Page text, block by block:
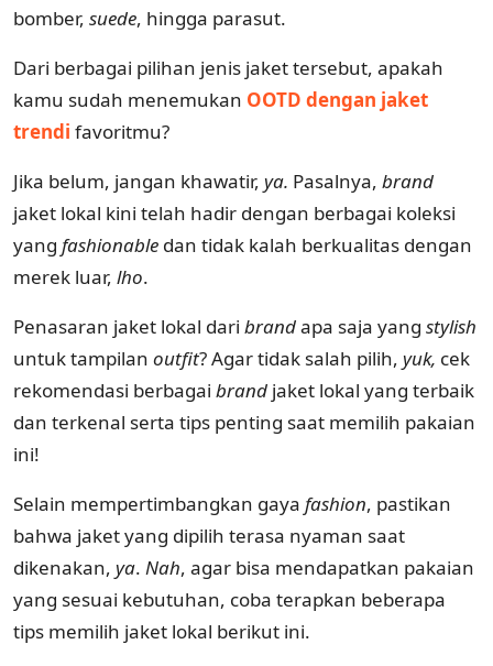
bomber, suede, hingga parasut.
Dari berbagai pilihan jenis jaket tersebut, apakah
kamu sudah menemukan OOTD dengan jaket
trendi favoritmu?
Jika belum, jangan khawatir, ya. Pasalnya, brand
jaket lokal kini telah hadir dengan berbagai koleksi
yang fashionable dan tidak kalah berkualitas dengan
merek luar, lho.
Penasaran jaket lokal dari brandapa saja yang stylish
untuk tampilan outfit? Agar tidak salah pilih, yuk, cek
rekomendasi berbagai brand jaket lokal yang terbaik
dan terkenal serta tips penting saat memilih pakaian
ini!
Selain mempertimbangkan gaya fashion, pastikan
bahwa jaket yang dipilih terasa nyaman saat
dikenakan, ya. Nah, agar bisa mendapatkan pakaian
yang sesuai kebutuhan, coba terapkan beberapa
tips memilih jaket lokal berikut ini.